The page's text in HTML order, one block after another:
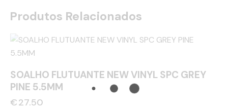
Produtos Relacionados
SOALHO FLUTUANTE NEW VINYL SPC GREY
PINE 5.5MM
€27.50